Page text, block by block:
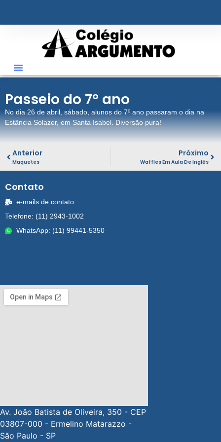
Passeio do 7º ano
No dia 26 de abril, sábado, alunos do 7º ano passaram o dia na
Estância Solazer, em Santa Isabel. Diversão pura!
Anterior
Maquetes
Próximo
Waffles Em Aula De Inglês
Contato
e-mails de contato
Telefone: (11) 2943-1002
WhatsApp: (11) 99441-5350
Av. João Batista de Oliveira, 350 - CEP
03807-000 - Ermelino Matarazzo -
São Paulo - SP